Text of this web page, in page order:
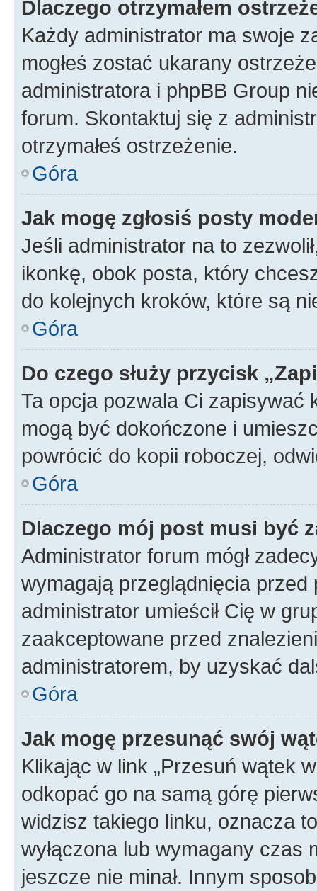
Dlaczego otrzymałem
Każdy administrator ma swoje
mogłeś zostać ukarany
administratora i phpBB Group
forum. Skontaktuj się z
otrzymałeś ostrzeżenie.
Góra
Jak mogę zgłosiś posty
Jeśli administrator na to
ikonkę, obok posta, który
do kolejnych kroków, które są
Góra
Do czego służy przycisk
Ta opcja pozwala Ci zapisywać
mogą być dokończone i
powrócić do kopii roboczej,
Góra
Dlaczego mój post musi być
Administrator forum mógł
wymagają przeglądnięcia
administrator umieścił Cię w
zaakceptowane przed
administratorem, by uzyskać
Góra
Jak mogę przesunąć swój
Klikając w link „Przesuń wątek
odkopać go na samą górę
widzisz takiego linku, oznacza
wyłączona lub wymagany czas
jeszcze nie minał. Innym